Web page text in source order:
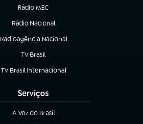
Rádio MEC
(abre em nova aba)
Rádio Nacional
Radioagência Nacional
(abre em nova aba)
TV Brasil
(abre em nova aba)
TV Brasil Internacional
(abre em nova aba)
Serviços
A Voz do Brasil
(abre em nova aba)